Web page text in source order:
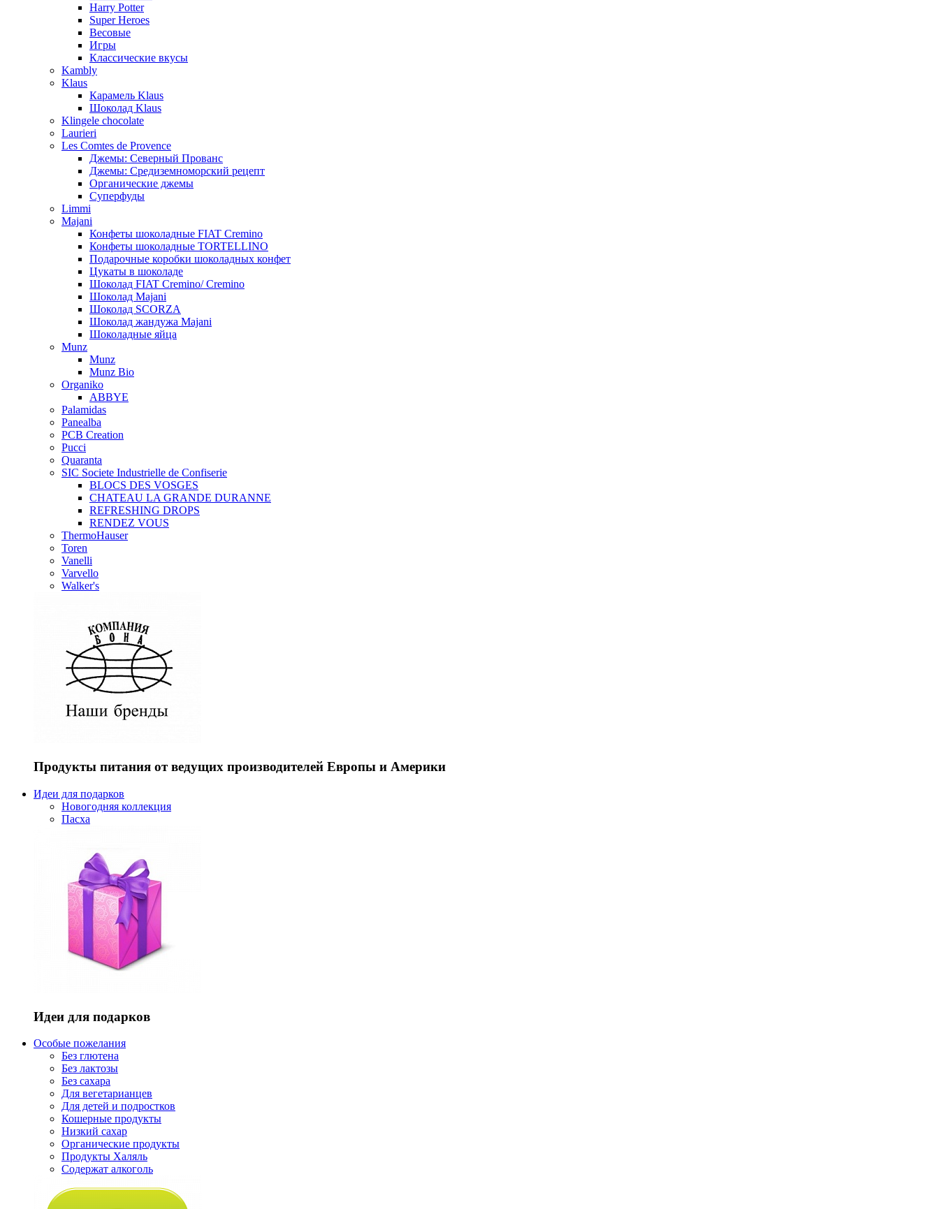
Harry Potter
Super Heroes
Весовые
Игры
Классические вкусы
Kambly
Klaus
Карамель Klaus
Шоколад Klaus
Klingele chocolate
Laurieri
Les Comtes de Provence
Джемы: Северный Прованс
Джемы: Средиземноморский рецепт
Органические джемы
Суперфуды
Limmi
Majani
Конфеты шоколадные FIAT Cremino
Конфеты шоколадные TORTELLINO
Подарочные коробки шоколадных конфет
Цукаты в шоколаде
Шоколад FIAT Cremino/ Cremino
Шоколад Majani
Шоколад SCORZA
Шоколад жандужа Majani
Шоколадные яйца
Munz
Munz
Munz Bio
Organiko
ABBYE
Palamidas
Panealba
PCB Creation
Pucci
Quaranta
SIC Societe Industrielle de Confiserie
BLOCS DES VOSGES
CHATEAU LA GRANDE DURANNE
REFRESHING DROPS
RENDEZ VOUS
ThermoHauser
Toren
Vanelli
Varvello
Walker's
Продукты питания от ведущих производителей Европы и Америки
Идеи для подарков
Новогодняя коллекция
Пасха
Идеи для подарков
Особые пожелания
Без глютена
Без лактозы
Без сахара
Для вегетарианцев
Для детей и подростков
Кошерные продукты
Низкий сахар
Органические продукты
Продукты Халяль
Содержат алкоголь